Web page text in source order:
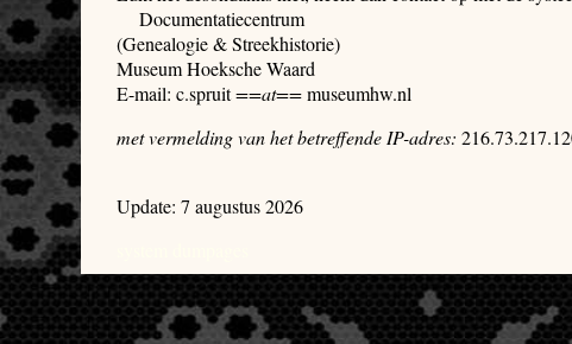
Documentatiecentrum
(Genealogie & Streekhistorie)
Museum Hoeksche Waard
E-mail: c.spruit==at==museumhw.nl
met vermelding van het betreffende IP-adres:
Update: 7 augustus 2026